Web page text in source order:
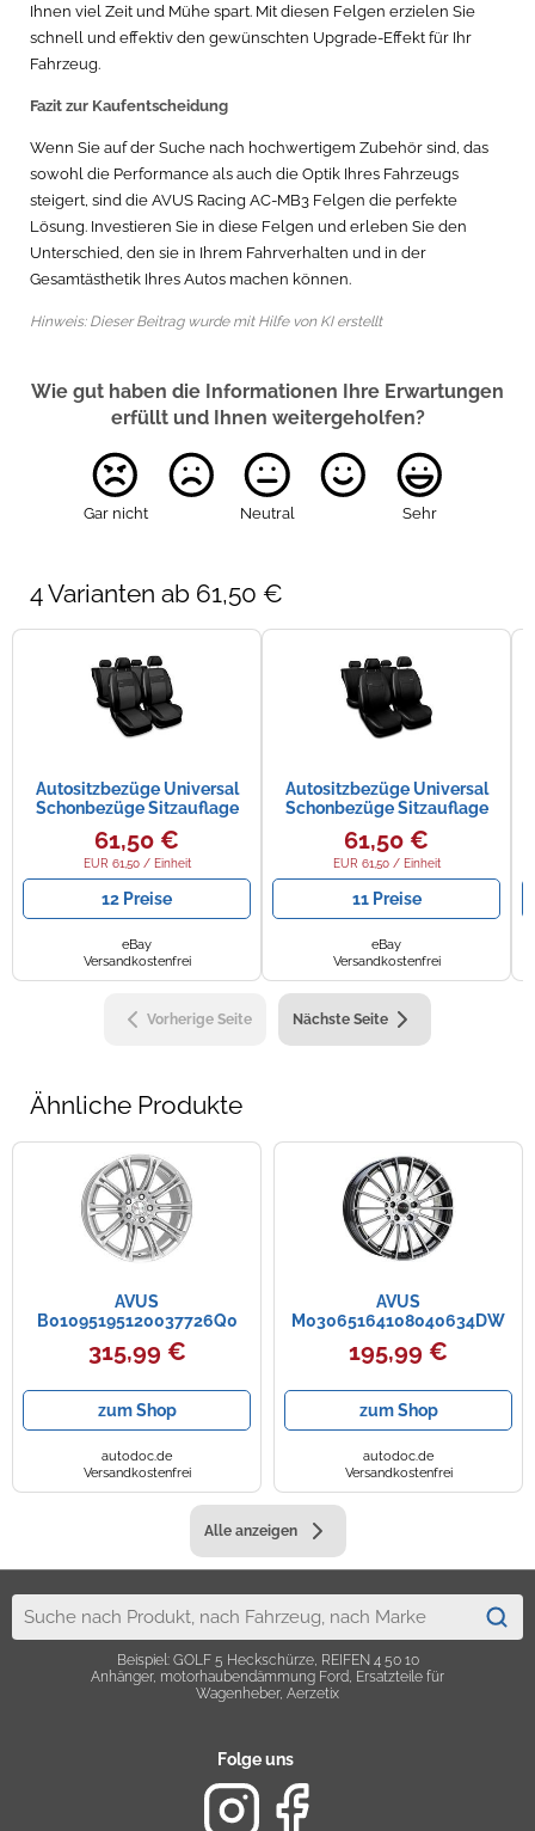
Ihnen viel Zeit und Mühe spart. Mit diesen Felgen erzielen Sie
schnell und effektiv den gewünschten Upgrade-Effekt für Ihr
Fahrzeug.
Fazit zur Kaufentscheidung
Wenn Sie auf der Suche nach hochwertigem Zubehör sind, das
sowohl die Performance als auch die Optik Ihres Fahrzeugs
steigert, sind die AVUS Racing AC-MB3 Felgen die perfekte
Lösung. Investieren Sie in diese Felgen und erleben Sie den
Unterschied, den sie in Ihrem Fahrverhalten und in der
Gesamtästhetik Ihres Autos machen können.
Hinweis: Dieser Beitrag wurde mit Hilfe von KI erstellt
Wie gut haben die Informationen Ihre Erwartungen
erfüllt und Ihnen weitergeholfen?
Gar nicht Neutral Sehr
4 Varianten ab 61,50 €
Autositzbezüge Universal
Schonbezüge Sitzauflage
PKW Schonbezug für
Peugeot 208
61,50 €
EUR 61,50 / Einheit
12 Preise
eBay
Versandkostenfrei
Autositzbezüge Universal
Schonbezüge Sitzauflage
PKW Auto für Hyundai
Terracan
61,50 €
EUR 61,50 / Einheit
11 Preise
eBay
Versandkostenfrei
Vorherige Seite Nächste Seite
Ähnliche Produkte
AVUS
B01095195120037726Q0
315,99 €
zum Shop
autodoc.de
Versandkostenfrei
AVUS
M03065164108040634DW
195,99 €
zum Shop
autodoc.de
Versandkostenfrei
Alle anzeigen
Beispiel: GOLF 5 Heckschürze, REIFEN 4 50 10
Anhänger, motorhaubendämmung Ford, Ersatzteile für
Wagenheber, Aerzetix
Folge uns